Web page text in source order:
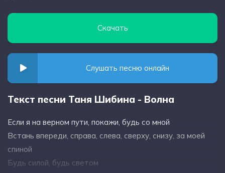
Скачать
Слушать песню онлайн
Текст песни Таня Шибина - Волна
Если я на верном пути, покажи, будь со мной
Встань впереди, справа, слева, сверху, снизу, за моей
спиной
Будь силой, будь светом